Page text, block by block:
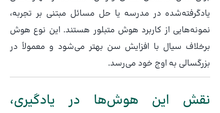
یادگرفته‌شده در مدرسه یا حل مسائل مبتنی بر تجربه،
نمونه‌هایی از کاربرد هوش متبلور هستند. این نوع هوش
برخلاف سیال با افزایش سن بهتر می‌شود و معمولاً در
بزرگسالی به اوج خود می‌رسد.
نقش این هوش‌ها در یادگیری،